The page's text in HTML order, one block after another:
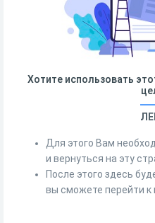
Хотите использовать
Для этого Вам
и вернуться на эту
После этого здесь
вы сможете перейти к